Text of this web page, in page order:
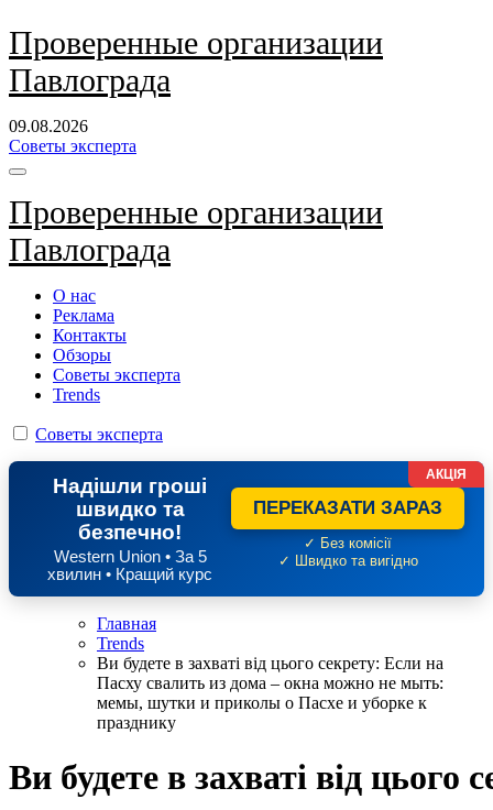
Перейти
к
содержанию
Проверенные организации
Павлограда
09.08.2026
Советы эксперта
Проверенные организации
Павлограда
О нас
Реклама
Контакты
Обзоры
Советы эксперта
Trends
Советы эксперта
Надішли гроші
швидко та
безпечно!
Western Union • За 5
хвилин • Кращий курс
ПЕРЕКАЗАТИ ЗАРАЗ
✓ Без комісії
✓ Швидко та вигідно
АКЦІЯ
Главная
Trends
Ви будете в захваті від цього секрету: Если на
Пасху свалить из дома – окна можно не мыть:
мемы, шутки и приколы о Пасхе и уборке к
празднику
Ви будете в захваті від цього